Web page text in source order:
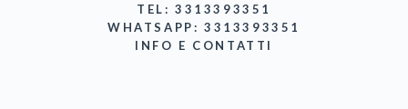
TEL: 3313393351
WHATSAPP: 3313393351
INFO E CONTATTI